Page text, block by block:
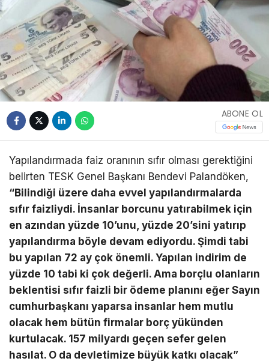
ABONE OL
Yapılandırmada faiz oranının sıfır olması gerektiğini
belirten TESK Genel Başkanı Bendevi Palandöken,
“Bilindiği üzere daha evvel yapılandırmalarda
sıfır faizliydi. İnsanlar borcunu yatırabilmek için
en azından yüzde 10’unu, yüzde 20’sini yatırıp
yapılandırma böyle devam ediyordu. Şimdi tabi
bu yapılan 72 ay çok önemli. Yapılan indirim de
yüzde 10 tabi ki çok değerli. Ama borçlu olanların
beklentisi sıfır faizli bir ödeme planını eğer Sayın
cumhurbaşkanı yaparsa insanlar hem mutlu
olacak hem bütün firmalar borç yükünden
kurtulacak. 157 milyardı geçen sefer gelen
hasılat. O da devletimize büyük katkı olacak”